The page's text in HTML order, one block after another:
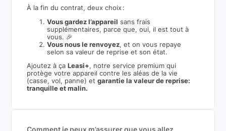
À la fin du contrat, deux choix :
Vous gardez l’appareil sans frais
supplémentaires, parce que, oui, il est tout à
vous. 🎉
Vous nous le renvoyez, et on vous repaye
selon sa valeur de reprise et son état.
Ajoutez à ça Leasi+, notre service premium qui
protège votre appareil contre les aléas de la vie
(casse, vol, panne) etgarantie la valeur de reprise:
tranquille et malin.